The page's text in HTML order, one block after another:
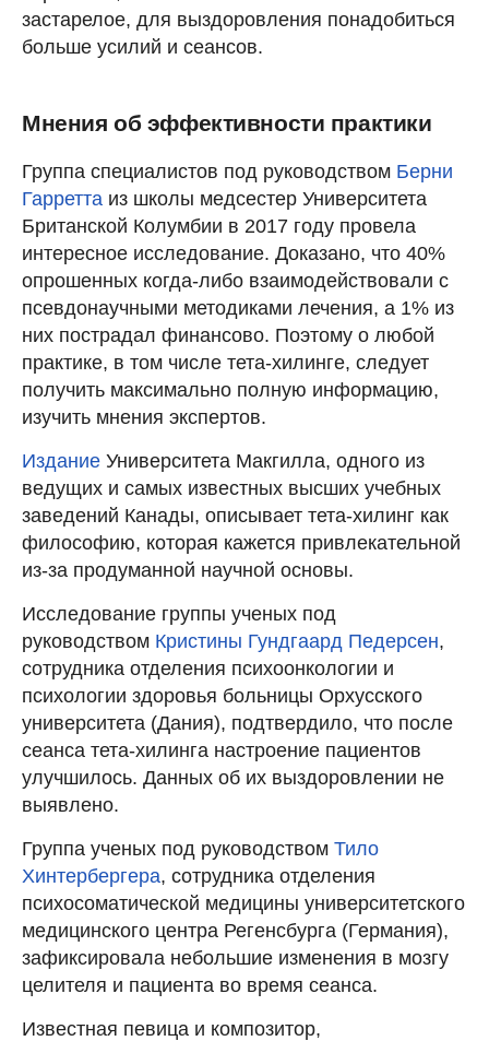
застарелое, для выздоровления понадобиться
больше усилий и сеансов.
Мнения об эффективности практики
Группа специалистов под руководством Берни
Гарретта из школы медсестер Университета
Британской Колумбии в 2017 году провела
интересное исследование. Доказано, что 40%
опрошенных когда-либо взаимодействовали с
псевдонаучными методиками лечения, а 1% из
них пострадал финансово. Поэтому о любой
практике, в том числе тета-хилинге, следует
получить максимально полную информацию,
изучить мнения экспертов.
Издание Университета Макгилла, одного из
ведущих и самых известных высших учебных
заведений Канады, описывает тета-хилинг как
философию, которая кажется привлекательной
из-за продуманной научной основы.
Исследование группы ученых под
руководством Кристины Гундгаард Педерсен,
сотрудника отделения психоонкологии и
психологии здоровья больницы Орхусского
университета (Дания), подтвердило, что после
сеанса тета-хилинга настроение пациентов
улучшилось. Данных об их выздоровлении не
выявлено.
Группа ученых под руководством Тило
Хинтербергера, сотрудника отделения
психосоматической медицины университетского
медицинского центра Регенсбурга (Германия),
зафиксировала небольшие изменения в мозгу
целителя и пациента во время сеанса.
Известная певица и композитор,